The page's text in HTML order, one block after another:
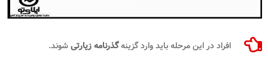
افراد در این مرحله باید وارد گزینهگذرنامه زیارتیشوند.